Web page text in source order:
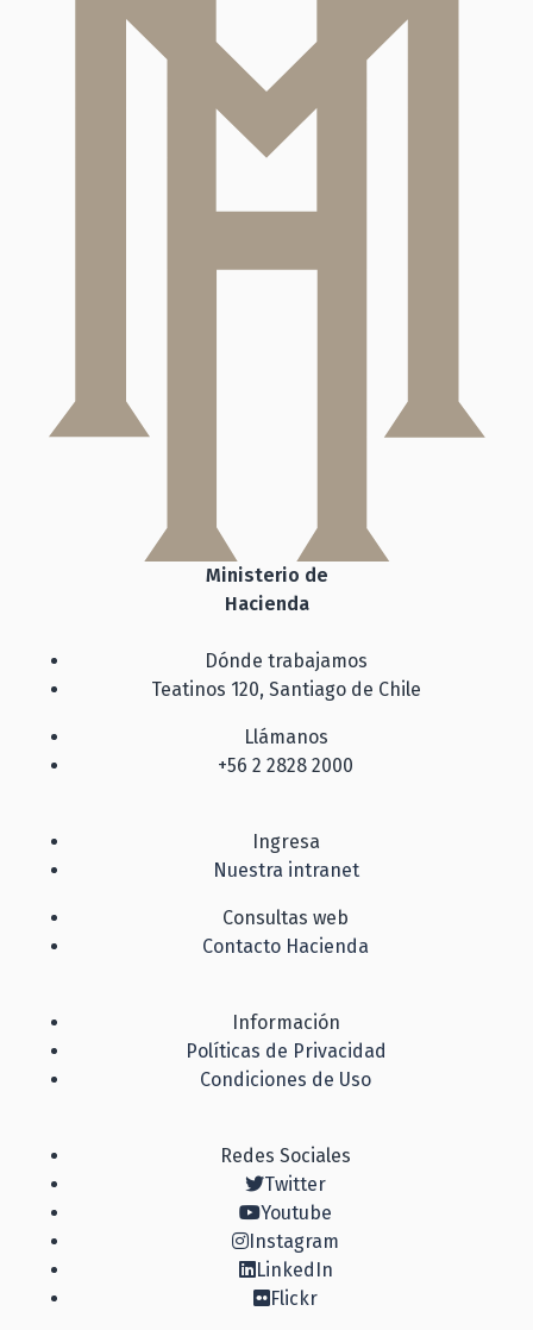
Ministerio de
Hacienda
Dónde trabajamos
Teatinos 120, Santiago de Chile
Llámanos
+56 2 2828 2000
Ingresa
Nuestra intranet
Consultas web
Contacto Hacienda
Información
Políticas de Privacidad
Condiciones de Uso
Redes Sociales
Twitter
Youtube
Instagram
LinkedIn
Flickr